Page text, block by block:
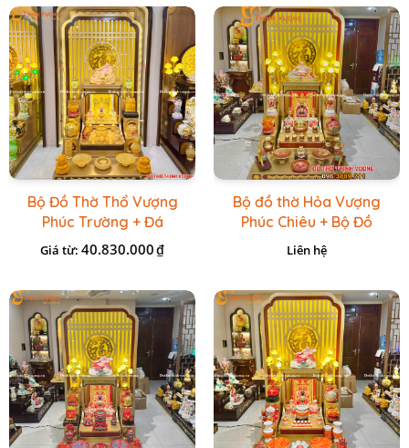
Bộ Đồ Thờ Thổ Vượng
Phúc Trường + Đá
Onix Vàng
Giá từ: 40.830.000₫
Bộ đồ thờ Hỏa Vượng
Phúc Chiêu + Bộ Đồ
Thờ Đá Đỏ Bọc Đồng
Cao cấp
Liên hệ